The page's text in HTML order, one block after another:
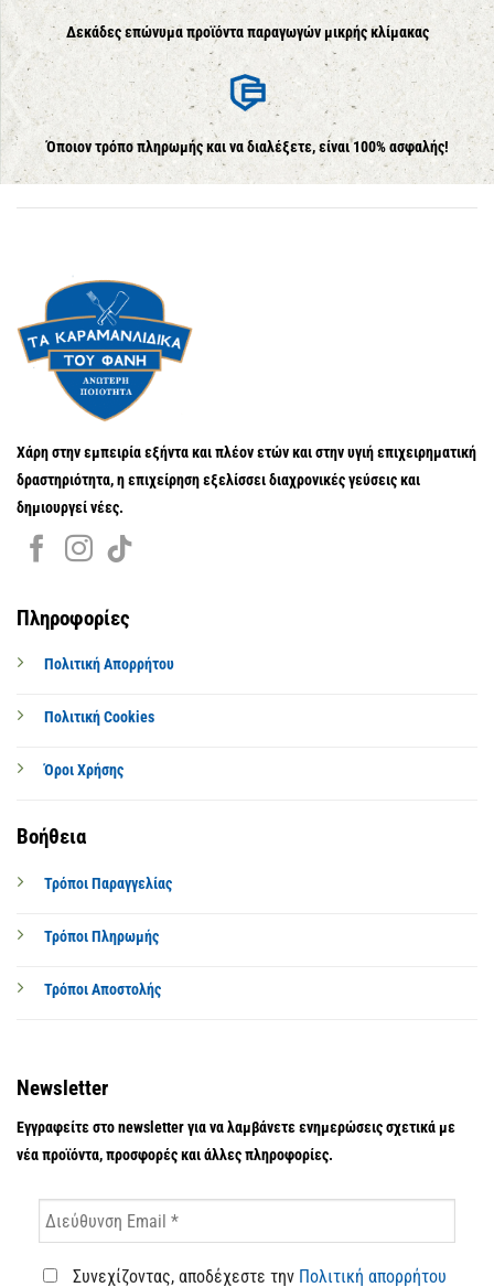
Δεκάδες επώνυμα προϊόντα παραγωγών μικρής κλίμακας
Όποιον τρόπο πληρωμής και να διαλέξετε, είναι 100% ασφαλής!
Χάρη στην εμπειρία εξήντα και πλέον ετών και στην υγιή επιχειρηματική
δραστηριότητα, η επιχείρηση εξελίσσει διαχρονικές γεύσεις και
δημιουργεί νέες.
Πληροφορίες
Πολιτική Απορρήτου
Πολιτική Cookies
Όροι Χρήσης
Βοήθεια
Τρόποι Παραγγελίας
Τρόποι Πληρωμής
Τρόποι Αποστολής
Newsletter
Εγγραφείτε στο newsletter για να λαμβάνετε ενημερώσεις σχετικά με
νέα προϊόντα, προσφορές και άλλες πληροφορίες.
Συνεχίζοντας, αποδέχεστε την Πολιτική απορρήτου